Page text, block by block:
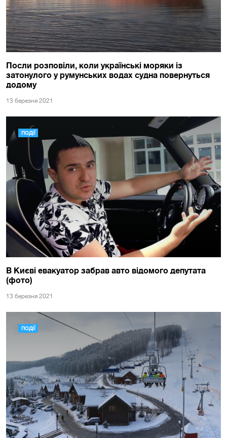
Посли розповіли, коли українські моряки із
затонулого у румунських водах судна повернуться
додому
13 березня 2021
ПОДІЇ
В Києві евакуатор забрав авто відомого депутата
(фото)
13 березня 2021
ПОДІЇ